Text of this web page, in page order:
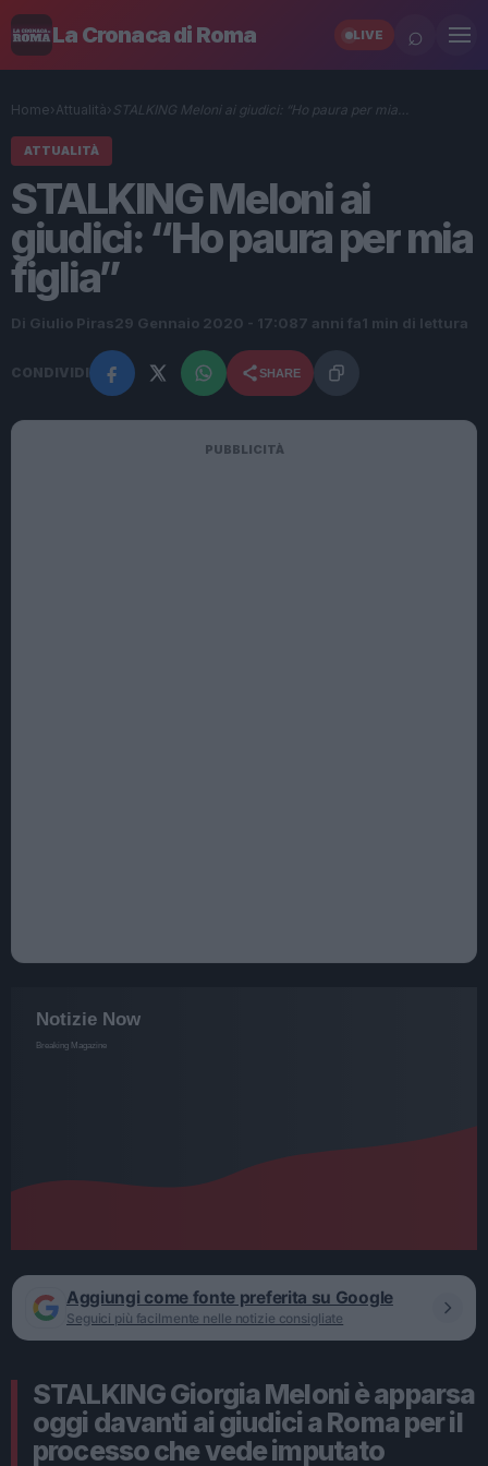
La Cronaca di Roma LIVE ⌕
Home› Attualità› STALKING Meloni ai giudici: “Ho paura per mia…
ATTUALITÀ
STALKING Meloni ai
giudici: “Ho paura per mia
figlia”
Di Giulio Piras29 Gennaio 2020 - 17:087 anni fa 1 min di lettura
CONDIVIDI SHARE
PUBBLICITÀ
Aggiungi come fonte preferita su Google
Seguici più facilmente nelle notizie consigliate
STALKING Giorgia Meloni è apparsa
oggi davanti ai giudici a Roma per il
processo che vede imputato